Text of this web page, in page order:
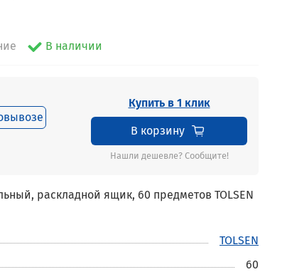
В наличии
Купить в 1 клик
В корзину
Нашли дешевле? Сообщите!
раскладной ящик, 60 предметов TOLSEN
TOLSEN
60